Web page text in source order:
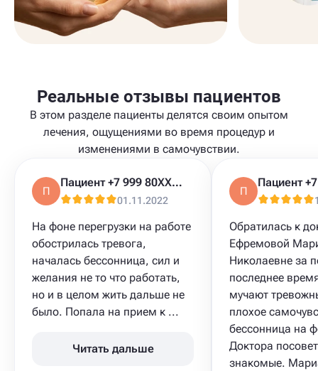
Реальные отзывы пациентов
В этом разделе пациенты делятся своим опытом
лечения, ощущениями во время процедур и
изменениями в самочувствии.
П
Пациент +7 999 80XXXXX
01.11.2022
На фоне перегрузки на работе
обострилась тревога,
началась бессонница, сил и
желания не то что работать,
но и в целом жить дальше не
было. Попала на прием к ...
Читать дальше
П
Обратилась к
Ефремовой
Николаевне за
последнее
мучают
плохое
бессонница​ на
Доктора
знакомые.